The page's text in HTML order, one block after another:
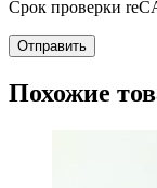
Срок проверки
Похожие